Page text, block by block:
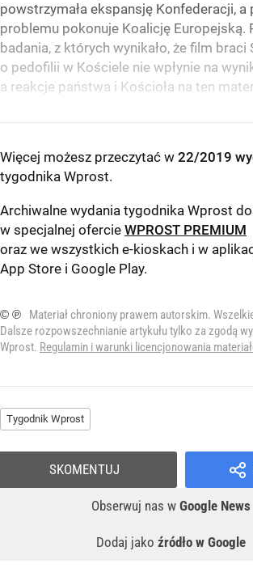
powstrzymała ekspansję Konfederacji, a
problemu pokonuje Koalicję Europejską.
badania, z których wynikało, że film braci
o pedofilii w Kościele nie wpłynie na
a reakcje państwa i Kościoła na ten
Więcej możesz przeczytać w 22/2019
tygodnika Wprost.
Archiwalne wydania tygodnika Wprost
w specjalnej ofercie WPROST PREMIUM
oraz we wszystkich e-kioskach i w
App Store i Google Play.
© ℗
Materiał chroniony prawem autorskim.
Dalsze rozpowszechnianie artykułu tylko za zgodą
Wprost. Regulamin i warunki licencjonowania
Tygodnik Wprost
Obserwuj nas w Google News
Dodaj jako źródło w Google
SKOMENTUJ